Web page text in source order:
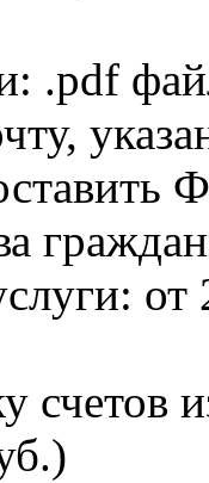
.pdf
от
счетов